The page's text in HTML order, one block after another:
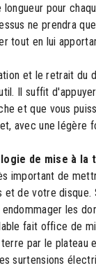
longueur pour
ne prendra
tout en lui
et le retrait du
Il suffit
et que vous
avec une légère
de mise à la
important de
et de votre disque.
les
fait office de
par le plateau
surtensions